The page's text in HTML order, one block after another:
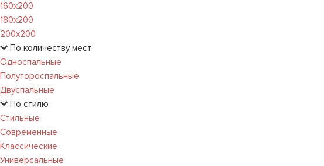
160х200
180х200
200х200
По количеству мест
Односпальные
Полутороспальные
Двуспальные
По стилю
Стильные
Современные
Классические
Универсальные